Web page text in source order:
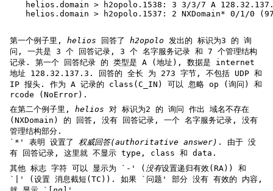
helios.domain > h2opolo.1538: 3 3/3/7 A
helios.domain > h2opolo.1537: 2 NXDomain* 0/1/0
第一个例子里, helios 回答了 h2opolo 发出的 标识为3 的 询
问, 一共是 3 个 回答记录, 3 个 名字服务记录 和 7 个管理结构
记录. 第一个 回答纪录 的 类型是 A (地址), 数据是 internet
地址 128.32.137.3. 回答的 全长 为 273 字节, 不包括 UDP 和
IP 报头. 作为 A 记录的 class(C_IN) 可以 忽略 op (询问) 和
rcode (NoError).
在第二个例子里, helios 对 标识为2 的 询问 作出 域名不存在
(NXDomain) 的 回答, 没有 回答记录, 一个 名字服务记录, 没有
管理结构部分.
`*' 表明 设置了 权威回答(authoritative answer) . 由于 没
有 回答记录, 这里就 不显示 type, class 和 data.
其他 标志 字符 可以 显示为 `-' ( 没有设置递归有效(RA)) 和
`|' (设置 消息截短(TC)). 如果 `问题' 部分 没有 有效的 内容,